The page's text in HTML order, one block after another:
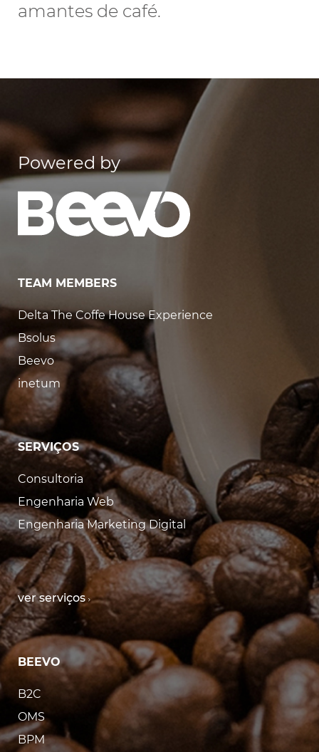
amantes de café.
Powered by
TEAM MEMBERS
Delta The Coffe House Experience
Bsolus
Beevo
inetum
SERVIÇOS
Consultoria
Engenharia Web
Engenharia Marketing Digital
BEEVO
B2C
OMS
BPM
ver serviços